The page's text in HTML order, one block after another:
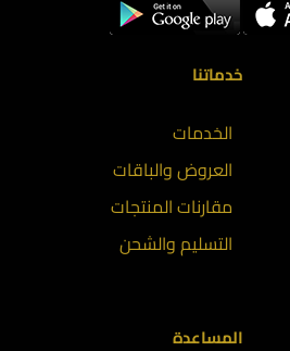
خدماتنا
الخدمات
العروض والباقات
مقارنات المنتجات
التسليم والشحن
المساعدة